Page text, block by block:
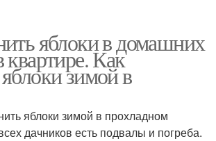
яблоки в домашних
квартире. Как
зимой в
яблоки зимой в прохладном
дачников есть подвалы и погреба.